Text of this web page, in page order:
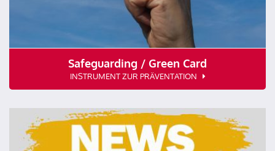
Safeguarding / Green Card
INSTRUMENT ZUR PRÄVENTATION